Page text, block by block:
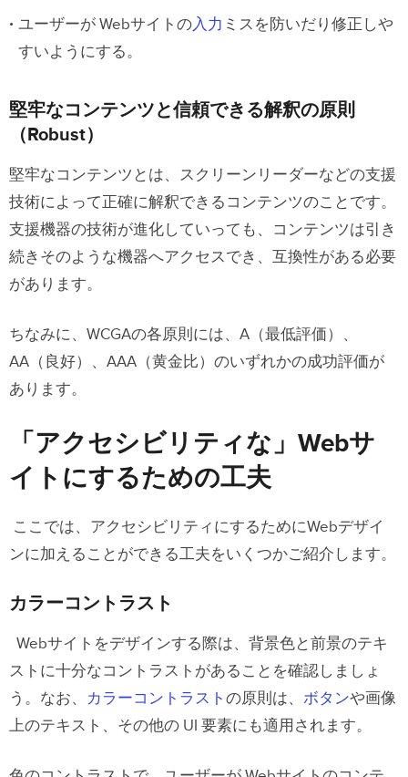
ユーザーが Webサイトの入力 ミスを防いだり修正しや
すいようにする。
堅牢なコンテンツと信頼できる解釈の原則
（Robust）
堅牢なコンテンツとは、スクリーンリーダーなどの支援
技術によって正確に解釈できるコンテンツのことです。
支援機器の技術が進化していっても、コンテンツは引き
続きそのような機器へアクセスでき、互換性がある必要
があります。
ちなみに、WCGAの各原則には、A（最低評価）、
AA（良好）、AAA（黄金比）のいずれかの成功評価が
あります。
「アクセシビリティな」Webサ
イトにするための工夫
ここでは、アクセシビリティにするためにWebデザイ
ンに加えることができる工夫をいくつかご紹介します。
カラーコントラスト
Webサイトをデザインする際は、背景色と前景のテキ
ストに十分なコントラストがあることを確認しましょ
う。なお、 カラーコントラスト の原則は、 ボタンや画像
上のテキスト、その他の UI 要素にも適用されます。